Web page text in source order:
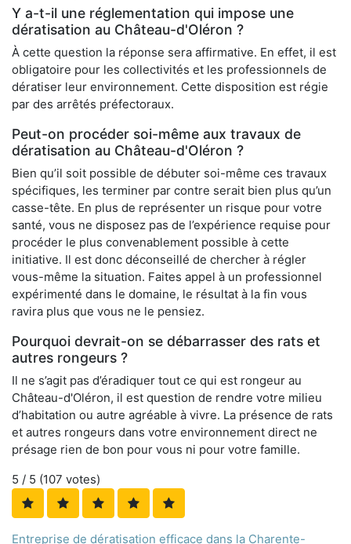
Y a-t-il une réglementation qui impose une
dératisation au Château-d'Oléron ?
À cette question la réponse sera affirmative. En effet, il est
obligatoire pour les collectivités et les professionnels de
dératiser leur environnement. Cette disposition est régie
par des arrêtés préfectoraux.
Peut-on procéder soi-même aux travaux de
dératisation au Château-d'Oléron ?
Bien qu’il soit possible de débuter soi-même ces travaux
spécifiques, les terminer par contre serait bien plus qu’un
casse-tête. En plus de représenter un risque pour votre
santé, vous ne disposez pas de l’expérience requise pour
procéder le plus convenablement possible à cette
initiative. Il est donc déconseillé de chercher à régler
vous-même la situation. Faites appel à un professionnel
expérimenté dans le domaine, le résultat à la fin vous
ravira plus que vous ne le pensiez.
Pourquoi devrait-on se débarrasser des rats et
autres rongeurs ?
Il ne s’agit pas d’éradiquer tout ce qui est rongeur au
Château-d'Oléron, il est question de rendre votre milieu
d’habitation ou autre agréable à vivre. La présence de rats
et autres rongeurs dans votre environnement direct ne
présage rien de bon pour vous ni pour votre famille.
5 / 5 (107 votes)
Entreprise de dératisation efficace dans la Charente-